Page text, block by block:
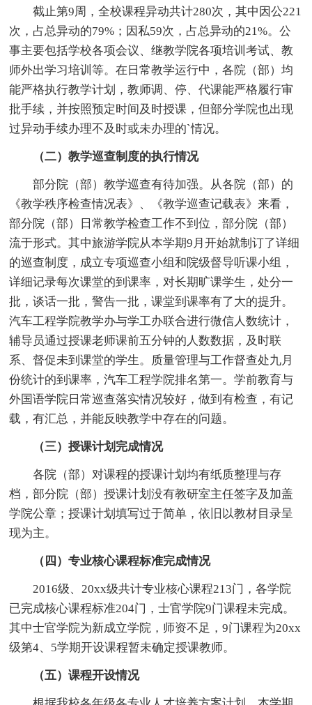
截止第9周，全校课程异动共计280次，其中因公221
次，占总异动的79%；因私59次，占总异动的21%。公
事主要包括学校各项会议、继教学院各项培训考试、教
师外出学习培训等。在日常教学运行中，各院（部）均
能严格执行教学计划，教师调、停、代课能严格履行审
批手续，并按照预定时间及时授课，但部分学院也出现
过异动手续办理不及时或未办理的`情况。
（二）教学巡查制度的执行情况
部分院（部）教学巡查有待加强。从各院（部）的
《教学秩序检查情况表》、《教学巡查记载表》来看，
部分院（部）日常教学检查工作不到位，部分院（部）
流于形式。其中旅游学院从本学期9月开始就制订了详细
的巡查制度，成立专项巡查小组和院级督导听课小组，
详细记录每次课堂的到课率，对长期旷课学生，处分一
批，谈话一批，警告一批，课堂到课率有了大的提升。
汽车工程学院教学办与学工办联合进行微信人数统计，
辅导员通过授课老师课前五分钟的人数数据，及时联
系、督促未到课堂的学生。质量管理与工作督查处九月
份统计的到课率，汽车工程学院排名第一。学前教育与
外国语学院日常巡查落实情况较好，做到有检查，有记
载，有汇总，并能反映教学中存在的问题。
（三）授课计划完成情况
各院（部）对课程的授课计划均有纸质整理与存
档，部分院（部）授课计划没有教研室主任签字及加盖
学院公章；授课计划填写过于简单，依旧以教材目录呈
现为主。
（四）专业核心课程标准完成情况
2016级、20xx级共计专业核心课程213门，各学院
已完成核心课程标准204门，士官学院9门课程未完成。
其中士官学院为新成立学院，师资不足，9门课程为20xx
级第4、5学期开设课程暂未确定授课教师。
（五）课程开设情况